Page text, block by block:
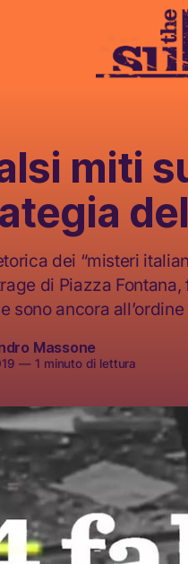
miti
dei “misteri
di Piazza
sono ancora
Massone
—1 minuto di lettura